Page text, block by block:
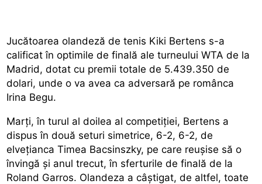
Jucătoarea olandeză de tenis Kiki Bertens s-a
calificat în optimile de finală ale turneului WTA de la
Madrid, dotat cu premii totale de 5.439.350 de
dolari, unde o va avea ca adversară pe românca
Irina Begu.
Marți, în turul al doilea al competiției, Bertens a
dispus în două seturi simetrice, 6-2, 6-2, de
elvețianca Timea Bacsinszky, pe care reușise să o
învingă și anul trecut, în sferturile de finală de la
Roland Garros. Olandeza a câștigat, de altfel, toate